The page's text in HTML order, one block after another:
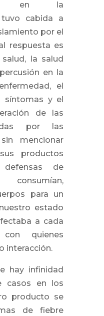
la
cabida a
por el
respuesta es
la salud
en la
el
síntomas y el
de las
por las
mencionar
productos
defensas de
para un
estado
a cada
quienes
interacción.
hay infinidad
casos en los
producto se
de fiebre